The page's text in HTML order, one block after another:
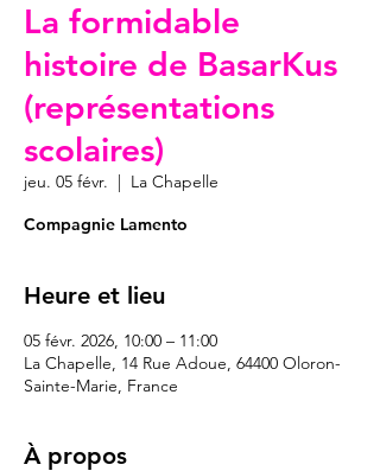
La formidable
histoire de BasarKus
(représentations
scolaires)
jeu. 05 févr.
  |
La Chapelle
Compagnie Lamento
Heure et lieu
05 févr. 2026, 10:00 – 11:00
La Chapelle, 14 Rue Adoue, 64400 Oloron-
Sainte-Marie, France
À propos